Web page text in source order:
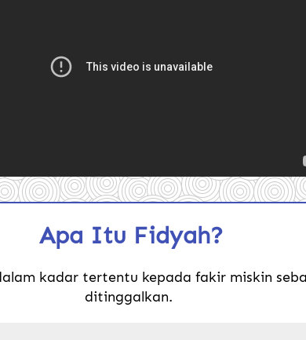
Apa Itu Fidyah?
kadar tertentu kepada fakir miskin
ditinggalkan.